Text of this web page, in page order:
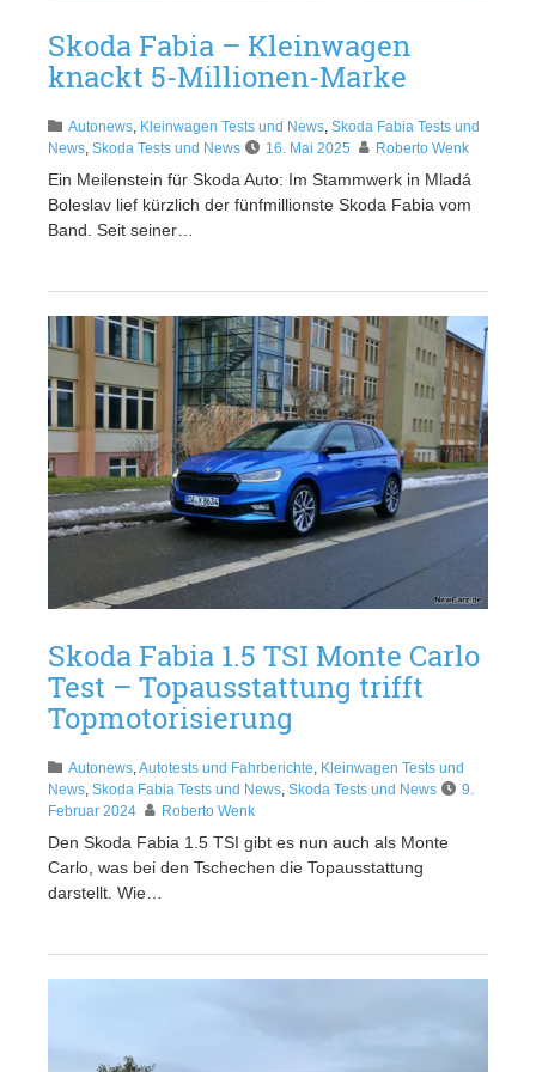
Skoda Fabia – Kleinwagen
knackt 5-Millionen-Marke
Autonews, Kleinwagen Tests und News, Skoda Fabia Tests und
News, Skoda Tests und News 16. Mai 2025 Roberto Wenk
Ein Meilenstein für Skoda Auto: Im Stammwerk in Mladá
Boleslav lief kürzlich der fünfmillionste Skoda Fabia vom
Band. Seit seiner…
Skoda Fabia 1.5 TSI Monte Carlo
Test – Topausstattung trifft
Topmotorisierung
Autonews,Autotests und Fahrberichte, Kleinwagen Tests und
News, Skoda Fabia Tests und News, Skoda Tests und News
9.
Februar 2024
Roberto Wenk
Den Skoda Fabia 1.5 TSI gibt es nun auch als Monte
Carlo, was bei den Tschechen die Topausstattung
darstellt. Wie…